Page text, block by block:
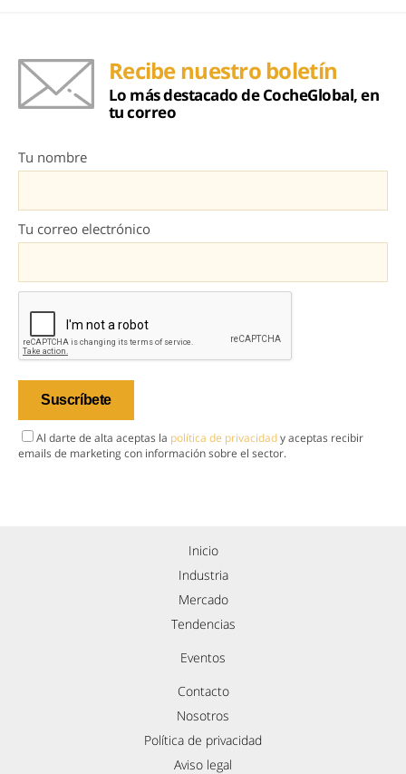
Recibe nuestro boletín
Lo más destacado de CocheGlobal, en
tu correo
Tu nombre
Tu correo electrónico
Al darte de alta aceptas la política de privacidady aceptas recibir
emails de marketing con información sobre el sector.
Inicio
Industria
Mercado
Tendencias
Eventos
Contacto
Nosotros
Política de privacidad
Aviso legal